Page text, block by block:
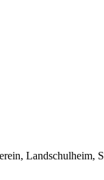
Landschulheim,